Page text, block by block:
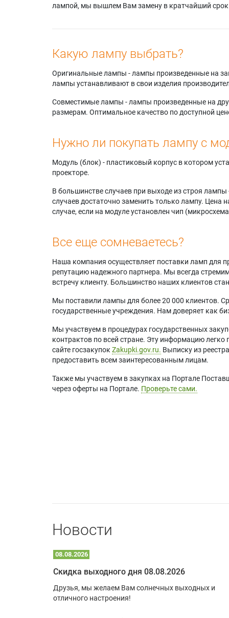
лампой, мы вышлем Вам замену в кратчайший срок.
Какую лампу выбрать?
Оригинальные лампы - лампы произведенные на
лампы устанавливают в свои изделия
Совместимые лампы - лампы произведенные на
размерам. Оптимальное качество по доступной
Нужно ли покупать лампу с
Модуль (блок) - пластиковый корпус в котором
проекторе.
В большинстве случаев при выходе из строя
случаев достаточно заменить только лампу.
случае, если на модуле установлен чип
Все еще сомневаетесь?
Наша компания осуществляет поставки ламп для
репутацию надежного партнера. Мы всегда
встречу клиенту. Большинство наших клиентов
Мы поставили лампы для более 20 000 клиентов.
государственные учреждения. Нам доверяет как
Мы участвуем в процедурах государственных
контрактов по всей стране. Эту информацию
сайте госзакупок Zakupki.gov.ru. Выписку из
предоставить всем заинтересованным лицам.
Также мы участвуем в закупках на Портале
через оферты на Портале. Проверьте сами.
Новости
08.08.2026
Скидка выходного дня 08.08.2026
Друзья, мы желаем Вам солнечных выходных и
отличного настроения!